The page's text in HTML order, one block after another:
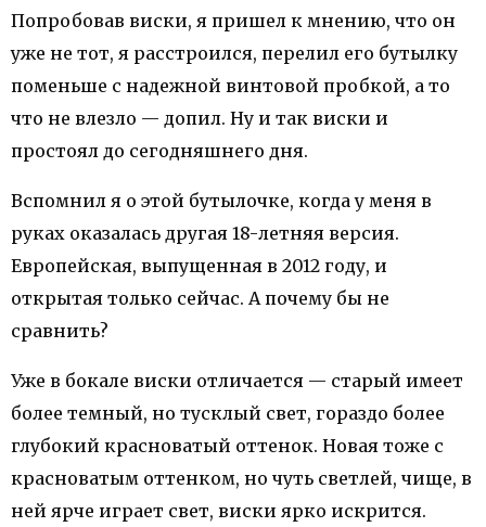
Попробовав виски, я пришел к мнению, что он
уже не тот, я расстроился, перелил его бутылку
поменьше с надежной винтовой пробкой, а то
что не влезло — допил. Ну и так виски и
простоял до сегодняшнего дня.
Вспомнил я о этой бутылочке, когда у меня в
руках оказалась другая 18-летняя версия.
Европейская, выпущенная в 2012 году, и
открытая только сейчас. А почему бы не
сравнить?
Уже в бокале виски отличается — старый имеет
более темный, но тусклый свет, гораздо более
глубокий красноватый оттенок. Новая тоже с
красноватым оттенком, но чуть светлей, чище, в
ней ярче играет свет, виски ярко искрится.